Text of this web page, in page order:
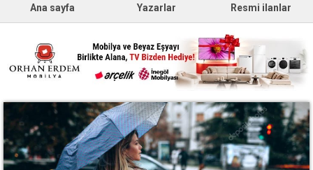
Ana sayfa Yazarlar Resmi ilanlar